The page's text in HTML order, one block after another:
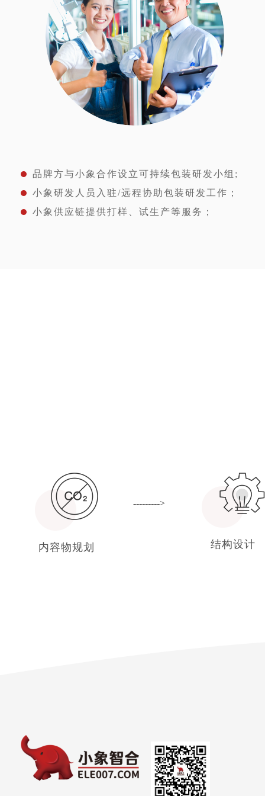
品牌方与小象合作设立可持续包装研发小组;
小象研发人员入驻/远程协助包装研发工作；
小象供应链提供打样、试生产等服务；
内容物规划 结构设计